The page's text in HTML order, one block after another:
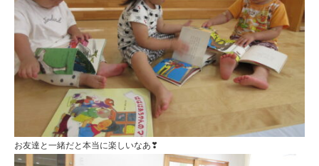
お友達と一緒だと本当に楽しいなあ❣